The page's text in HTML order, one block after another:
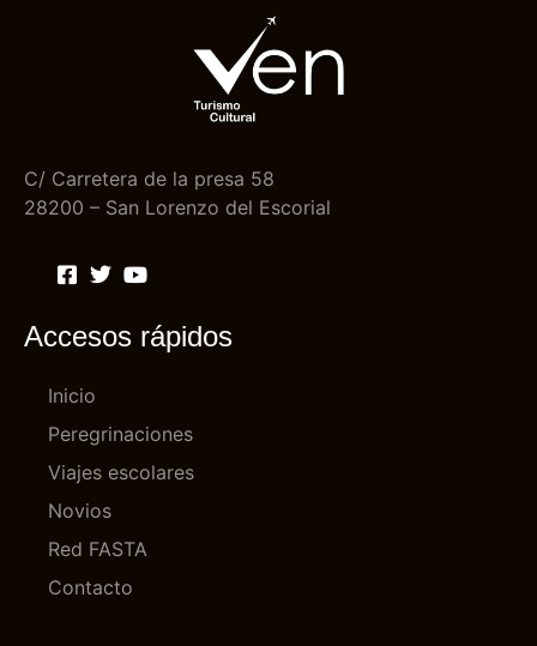
C/ Carretera de la presa 58
28200 – San Lorenzo del Escorial
Accesos rápidos
Inicio
Peregrinaciones
Viajes escolares
Novios
Red FASTA
Contacto